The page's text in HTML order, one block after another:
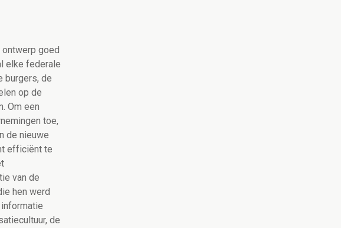
goed
elke federale
burgers, de
op de
Om een
toe,
de nieuwe
efficiënt te
van de
hen werd
de